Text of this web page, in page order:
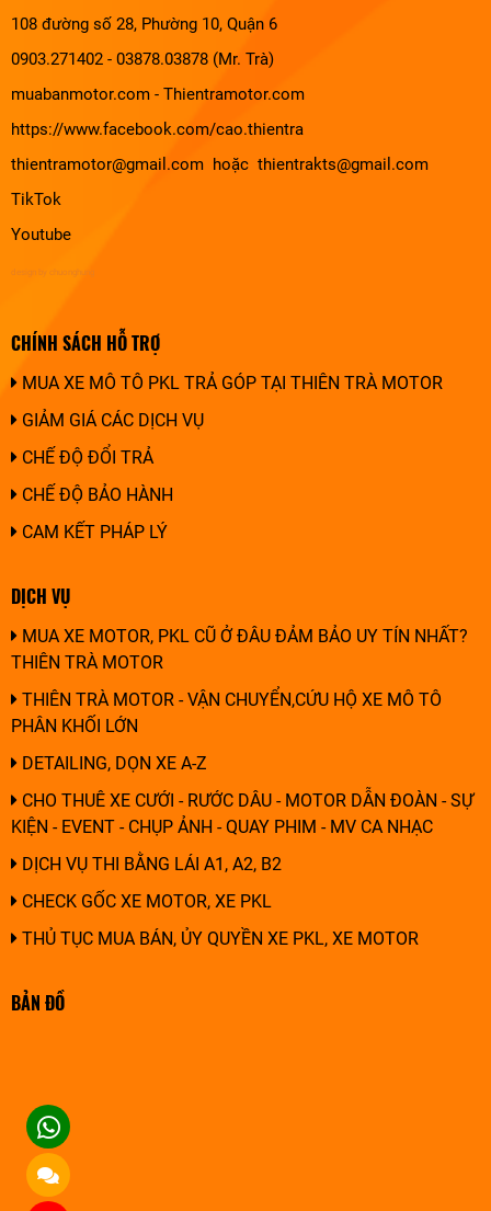
108 đường số 28, Phường 10, Quận 6
0903.271402 - 03878.03878 (Mr. Trà)
muabanmotor.com - Thientramotor.com
https://www.facebook.com/cao.thientra
thientramotor@gmail.com hoặc thientrakts@gmail.com
TikTok
Youtube
design by chuonghung
CHÍNH SÁCH HỖ TRỢ
MUA XE MÔ TÔ PKL TRẢ GÓP TẠI THIÊN TRÀ MOTOR
GIẢM GIÁ CÁC DỊCH VỤ
CHẾ ĐỘ ĐỔI TRẢ
CHẾ ĐỘ BẢO HÀNH
CAM KẾT PHÁP LÝ
DỊCH VỤ
MUA XE MOTOR, PKL CŨ Ở ĐÂU ĐẢM BẢO UY TÍN NHẤT?
THIÊN TRÀ MOTOR
THIÊN TRÀ MOTOR - VẬN CHUYỂN,CỨU HỘ XE MÔ TÔ
PHÂN KHỐI LỚN
DETAILING, DỌN XE A-Z
CHO THUÊ XE CƯỚI - RƯỚC DÂU - MOTOR DẪN ĐOÀN - SỰ
KIỆN - EVENT - CHỤP ẢNH - QUAY PHIM - MV CA NHẠC
DỊCH VỤ THI BẰNG LÁI A1, A2, B2
CHECK GỐC XE MOTOR, XE PKL
THỦ TỤC MUA BÁN, ỦY QUYỀN XE PKL, XE MOTOR
BẢN ĐỒ